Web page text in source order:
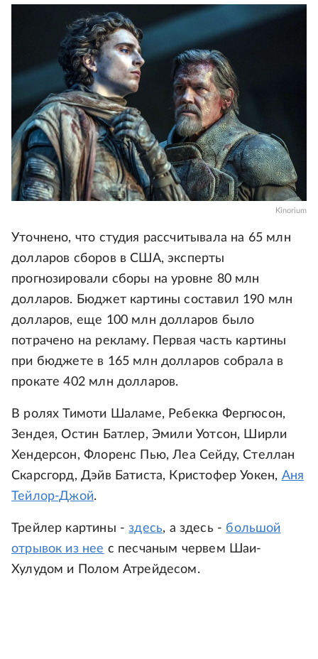
Kinorium
Уточнено, что студия рассчитывала на 65 млн
долларов сборов в США, эксперты
прогнозировали сборы на уровне 80 млн
долларов. Бюджет картины составил 190 млн
долларов, еще 100 млн долларов было
потрачено на рекламу. Первая часть картины
при бюджете в 165 млн долларов собрала в
прокате 402 млн долларов.
В ролях Тимоти Шаламе, Ребекка Фергюсон,
Зендея, Остин Батлер, Эмили Уотсон, Ширли
Хендерсон, Флоренс Пью, Леа Сейду, Стеллан
Скарсгорд, Дэйв Батиста, Кристофер Уокен, Аня
Тейлор-Джой.
Трейлер картины -здесь, а здесь - большой
отрывок из нее с песчаным червем Шаи-
Хулудом и Полом Атрейдесом.